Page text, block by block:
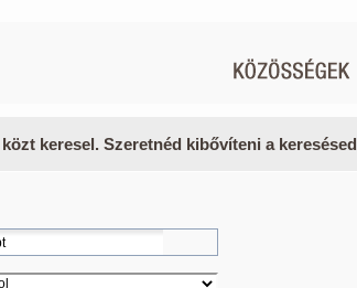
keresel. Szeretnéd kibővíteni a keresésed